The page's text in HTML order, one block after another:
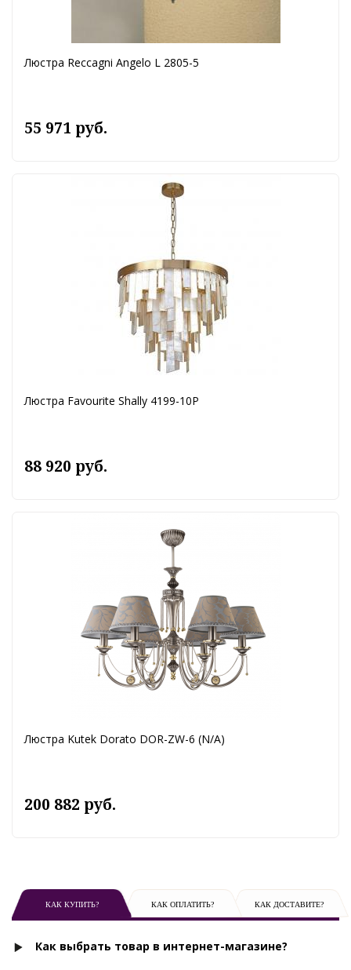
Люстра Reccagni Angelo L 2805-5
55 971 руб.
Люстра Favourite Shally 4199-10P
88 920 руб.
Люстра Kutek Dorato DOR-ZW-6 (N/A)
200 882 руб.
КАК КУПИТЬ? КАК ОПЛАТИТЬ? КАК ДОСТАВИТЕ?
Как выбрать товар в интернет-магазине?